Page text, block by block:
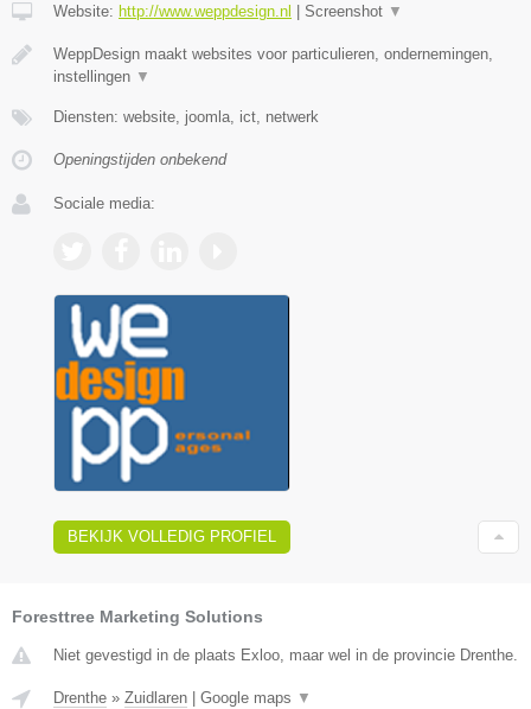
Website: http://www.weppdesign.nl Screenshot ▼
WeppDesign maakt websites voor particulieren, ondernemingen,
instellingen ▼
Diensten: website, joomla, ict, netwerk
Openingstijden onbekend
Sociale media:
BEKIJK VOLLEDIG PROFIEL
Foresttree Marketing Solutions
Niet gevestigd in de plaats Exloo, maar wel in de provincie Drenthe.
Drenthe » Zuidlaren Google maps ▼